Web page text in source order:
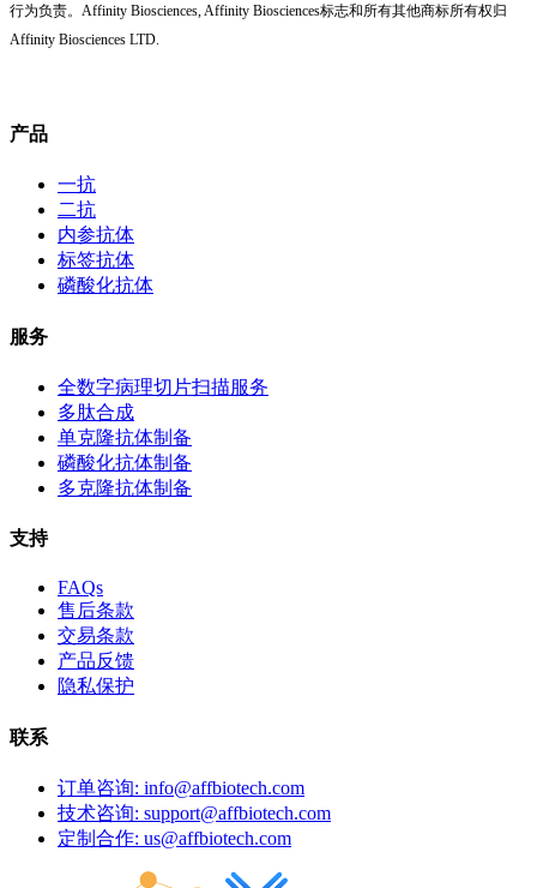
行为负责。Affinity Biosciences, Affinity Biosciences标志和所有其他商标所有权归
Affinity Biosciences LTD.
产品
一抗
二抗
内参抗体
标签抗体
磷酸化抗体
服务
全数字病理切片扫描服务
多肽合成
单克隆抗体制备
磷酸化抗体制备
多克隆抗体制备
支持
FAQs
售后条款
交易条款
产品反馈
隐私保护
联系
订单咨询: info@affbiotech.com
技术咨询: support@affbiotech.com
定制合作: us@affbiotech.com